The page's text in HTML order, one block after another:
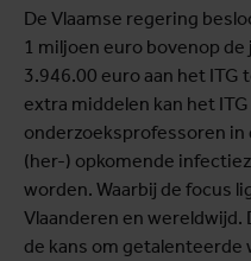
De Vlaamse regering
1 miljoen euro bovenop
3.946.00 euro aan het ITG
extra middelen kan het
onderzoeksprofessoren in
(her-) opkomende
worden. Waarbij de focus
Vlaanderen en wereldwijd.
de kans om